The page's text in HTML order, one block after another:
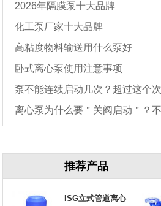
2026年隔膜泵十大品牌
化工泵厂家十大品牌
高粘度物料输送用什么泵好
卧式离心泵使用注意事项
泵不能连续启动几次？超过这个
离心泵为什么要＂关阀启动＂？
推荐产品
ISG立式管道离心